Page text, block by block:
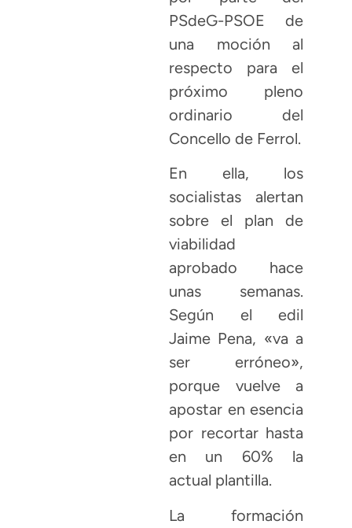
PSdeG-PSOE de
una moción al
respecto para el
próximo pleno
ordinario del
Concello de Ferrol.
En ella, los
socialistas alertan
sobre el plan de
viabilidad
aprobado hace
unas semanas.
Según el edil
Jaime Pena, «va a
ser erróneo»,
porque vuelve a
apostar en esencia
por recortar hasta
en un 60% la
actual plantilla.
La formación